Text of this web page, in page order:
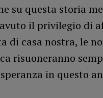
su questa storia
il privilegio di
di casa nostra, le
risuoneranno
in questo